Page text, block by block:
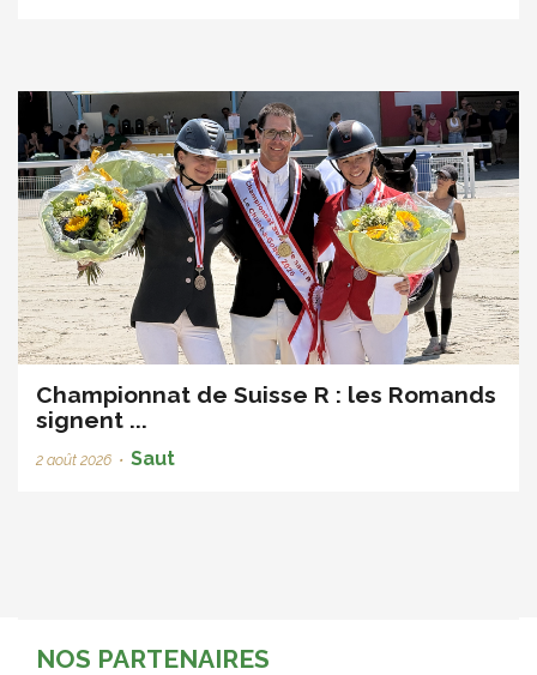
Championnat de Suisse R : les Romands
signent ...
2 août 2026 • Saut
NOS PARTENAIRES